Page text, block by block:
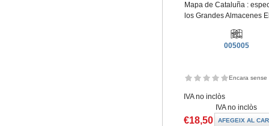
Mapa de Cataluña :
los Grandes Almacenes
005005
Encara sense
IVA no inclòs
IVA no inclòs
€18,50